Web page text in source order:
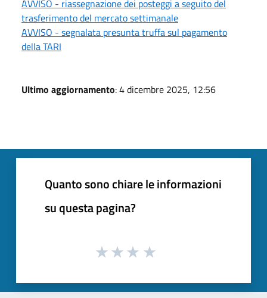
AVVISO - riassegnazione dei posteggi a seguito del
trasferimento del mercato settimanale
AVVISO - segnalata presunta truffa sul pagamento
della TARI
Ultimo aggiornamento: 4 dicembre 2025, 12:56
Quanto sono chiare le informazioni
su questa pagina?